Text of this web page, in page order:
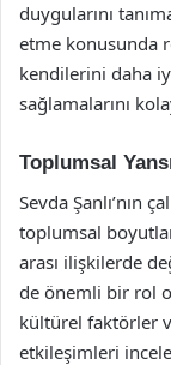
duygularını
etme konusunda
kendilerini daha
sağlamalarını
Toplumsal
Sevda Şanlı’nın
toplumsal
arası ilişkilerde
de önemli bir rol
kültürel faktörler
etkileşimleri